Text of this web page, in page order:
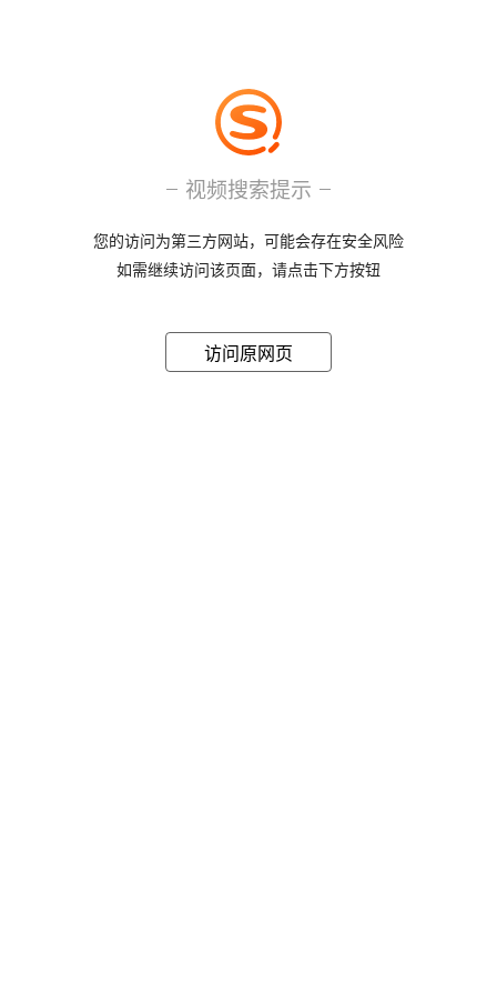
视频搜索提示
您的访问为第三方网站，可能会存在安全风险
如需继续访问该页面，请点击下方按钮
访问原网页